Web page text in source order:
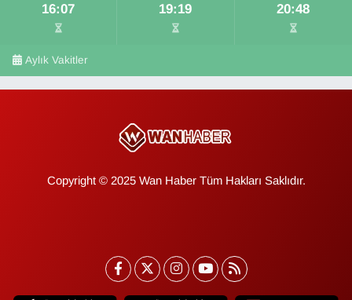
16:07 19:19 20:48
Aylık Vakitler
Copyright © 2025 Wan Haber Tüm Hakları Saklıdır.